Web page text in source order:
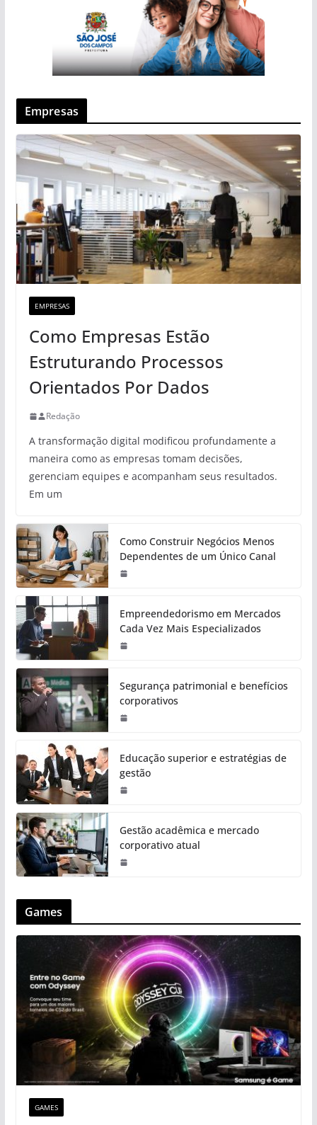
Empresas
EMPRESAS
Como Empresas Estão
Estruturando Processos
Orientados Por Dados
Redação
A transformação digital modificou profundamente a
maneira como as empresas tomam decisões,
gerenciam equipes e acompanham seus resultados.
Em um
Como Construir Negócios Menos
Dependentes de um Único Canal
Empreendedorismo em Mercados
Cada Vez Mais Especializados
Segurança patrimonial e benefícios
corporativos
Educação superior e estratégias de
gestão
Gestão acadêmica e mercado
corporativo atual
Games
GAMES